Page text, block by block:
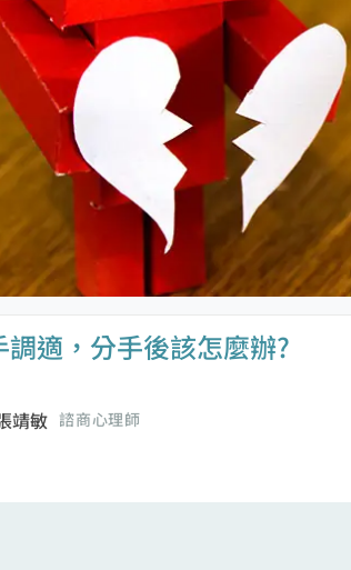
調適，分手後該怎麼辦?
靖敏 諮商心理師